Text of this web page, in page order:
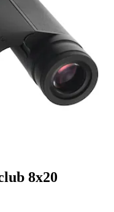
8x20